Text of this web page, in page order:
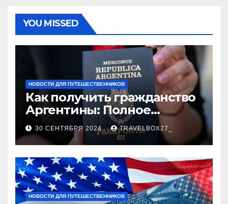
YOU MISSED
НОВОСТИ ДЛЯ ПУТЕШЕСТВЕННИКОВ
Как получить гражданство
Аргентины: Полное
руководство
30 СЕНТЯБРЯ 2024 TRAVELBOX27_
НОВОСТИ ДЛЯ ПУТЕШЕСТВЕННИКОВ